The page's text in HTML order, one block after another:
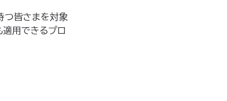
つ皆さまを対象
適用できるプロ